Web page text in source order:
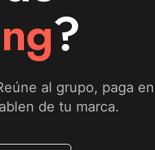
?
al grupo, paga en
de tu marca.